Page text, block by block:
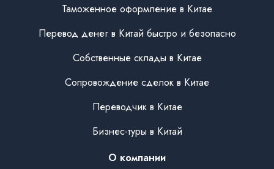
Таможенное оформление в Китае
Перевод денег в Китай быстро и безопасно
Собственные склады в Китае
Сопровождение сделок в Китае
Переводчик в Китае
Бизнес-туры в Китай
О компании